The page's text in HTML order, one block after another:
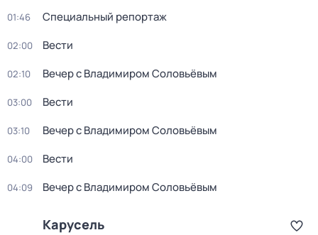
01:46 Специальный репортаж
02:00 Вести
02:10 Вечер с Владимиром Соловьёвым
03:00 Вести
03:10 Вечер с Владимиром Соловьёвым
04:00 Вести
04:09 Вечер с Владимиром Соловьёвым
Карусель